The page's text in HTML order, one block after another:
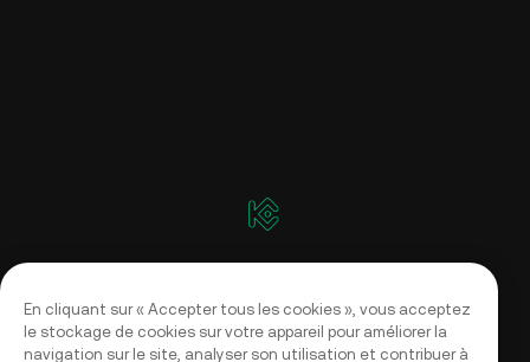
En cliquant sur « Accepter tous les cookies », vous acceptez
le stockage de cookies sur votre appareil pour améliorer la
navigation sur le site, analyser son utilisation et contribuer à